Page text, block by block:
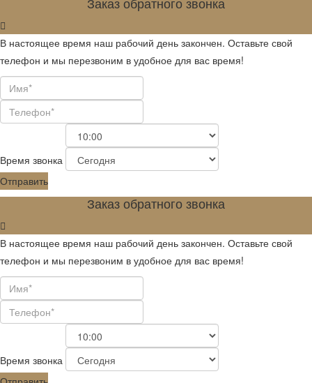
В настоящее время наш рабочий день закончен. Оставьте свой
телефон и мы перезвоним в удобное для вас время!
Время звонка
Отправить
Заказ обратного звонка
В настоящее время наш рабочий день закончен. Оставьте свой
телефон и мы перезвоним в удобное для вас время!
Время звонка